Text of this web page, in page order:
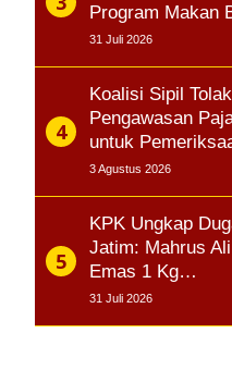
Program Makan
31 Juli 2026
Koalisi Sipil
Pengawasan
untuk
3 Agustus 2026
KPK Ungkap
Jatim: Mahrus
Emas 1 Kg…
31 Juli 2026